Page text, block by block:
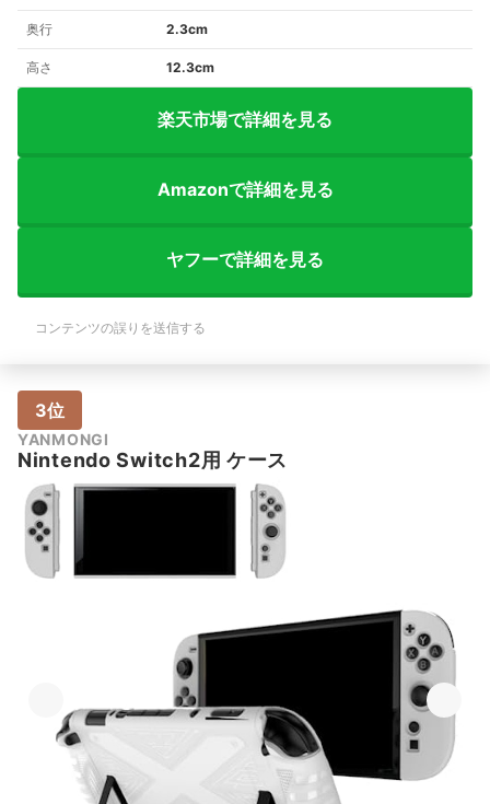
奥行 2.3cm
高さ 12.3cm
楽天市場で詳細を見る
Amazonで詳細を見る
ヤフーで詳細を見る
コンテンツの誤りを送信する
3位
YANMONGI
Nintendo Switch2用 ケース